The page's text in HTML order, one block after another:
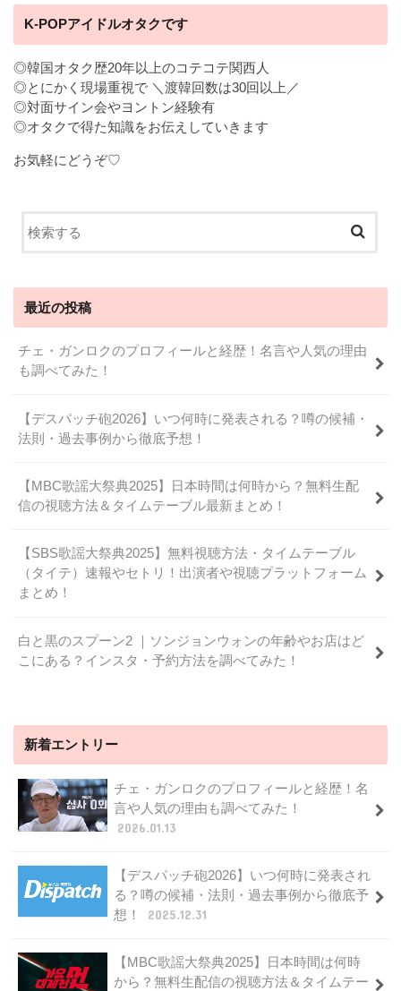
K-POPアイドルオタクです
◎韓国オタク歴20年以上のコテコテ関西人
◎とにかく現場重視で ＼渡韓回数は30回以上／
◎対面サイン会やヨントン経験有
◎オタクで得た知識をお伝えしていきます
お気軽にどうぞ♡
最近の投稿
チェ・ガンロクのプロフィールと経歴！名言や人気の理由
も調べてみた！
【デスパッチ砲2026】いつ何時に発表される？噂の候補・
法則・過去事例から徹底予想！
【MBC歌謡大祭典2025】日本時間は何時から？無料生配
信の視聴方法＆タイムテーブル最新まとめ！
【SBS歌謡大祭典2025】無料視聴方法・タイムテーブル
（タイテ）速報やセトリ！出演者や視聴プラットフォーム
まとめ！
白と黒のスプーン2 ｜ソンジョンウォンの年齢やお店はど
こにある？インスタ・予約方法を調べてみた！
新着エントリー
チェ・ガンロクのプロフィールと経歴！名
言や人気の理由も調べてみた！
2026.01.13
【デスパッチ砲2026】いつ何時に発表され
る？噂の候補・法則・過去事例から徹底予
想！
2025.12.31
【MBC歌謡大祭典2025】日本時間は何時
から？無料生配信の視聴方法＆タイムテー